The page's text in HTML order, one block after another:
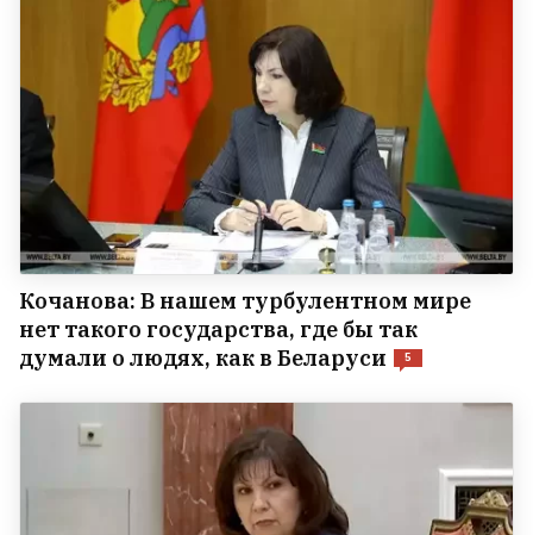
Кочанова: В нашем турбулентном мире
нет такого государства, где бы так
думали о людях, как в Беларуси
5